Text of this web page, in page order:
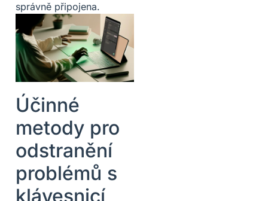
správně připojena.
Účinné
metody pro
odstranění
problémů s
klávesnicí